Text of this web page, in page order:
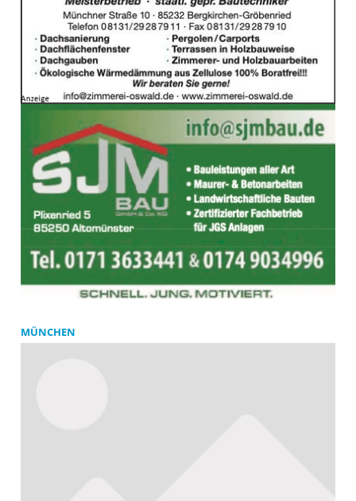
unterschiedlichen Augenerkrankungen. Der Zugang
ist barrierefrei, die Teilnahme kostenlos, eine
Anmeldung ist nicht erforderlich
MÜNCHEN